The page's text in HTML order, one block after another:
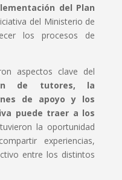
del Plan
del Ministerio de
los procesos de
aspectos clave del
de tutores, la
de apoyo y los
puede traer a los
la oportunidad
experiencias,
entre los distintos